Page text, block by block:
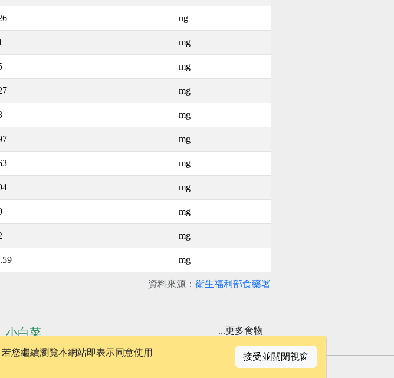
ug
mg
mg
mg
mg
mg
mg
mg
mg
mg
mg
資料來源： 衛生福利部食藥署
小白菜 ...更多食物
您繼續瀏覽本網站即表示同意使用
接受並關閉視窗